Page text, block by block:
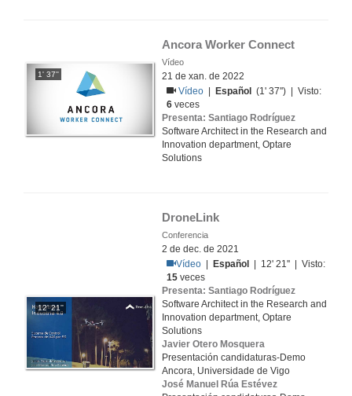
1' 37''
Ancora Worker Connect
Vídeo
21 de xan. de 2022
Vídeo
Español
(1' 37'') | Visto:
6 veces
Presenta: Santiago Rodríguez
Software Architect in the Research and
Innovation department, Optare
Solutions
12' 21''
DroneLink
Conferencia
2 de dec. de 2021
Vídeo
Español
| 12' 21'' | Visto:
15 veces
Presenta: Santiago Rodríguez
Software Architect in the Research and
Innovation department, Optare
Solutions
Javier Otero Mosquera
Presentación candidaturas-Demo
Ancora, Universidade de Vigo
José Manuel Rúa Estévez